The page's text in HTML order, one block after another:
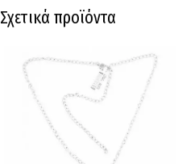
Σχετικά προϊόντα